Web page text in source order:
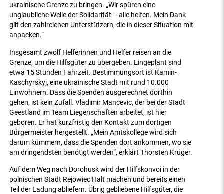
ukrainische Grenze zu bringen. „Wir spüren eine
unglaubliche Welle der Solidarität – alle helfen. Mein Dank
gilt den zahlreichen Unterstützern, die in dieser Situation mit
anpacken.“
Insgesamt zwölf Helferinnen und Helfer reisen an die
Grenze, um die Hilfsgüter zu übergeben. Eingeplant sind
etwa 15 Stunden Fahrzeit. Bestimmungsort ist Kamin-
Kaschyrskyj, eine ukrainische Stadt mit rund 10.000
Einwohnern. Dass die Spenden ausgerechnet dorthin
gehen, ist kein Zufall. Vladimir Mancevic, der bei der Stadt
Geestland im Team Liegenschaften arbeitet, ist hier
geboren. Er hat kurzfristig den Kontakt zum dortigen
Bürgermeister hergestellt. „Mein Amtskollege wird sich
darum kümmern, dass die Spenden dort ankommen, wo sie
am dringendsten benötigt werden“, erklärt Thorsten Krüger.
Auf dem Weg nach Dorohusk wird der Hilfskonvoi in der
polnischen Stadt Rejowiec Halt machen und bereits einen
Teil der Ladung abliefern. Übrig gebliebene Hilfsgüter, die